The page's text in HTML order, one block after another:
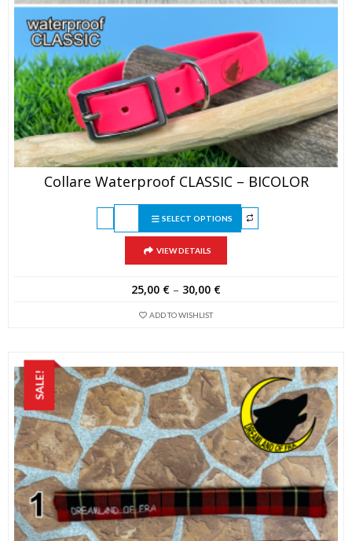
Collare Waterproof CLASSIC – BICOLOR
SELECT OPTIONS
VIEW DETAILS
25,00 € – 30,00 €
ADD TO WISHLIST
SALE!